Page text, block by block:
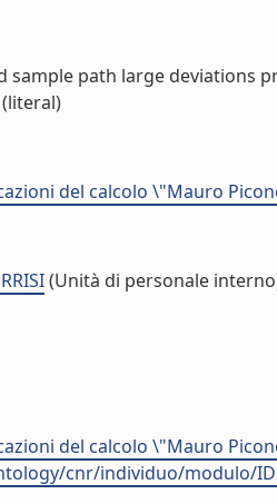
sample path large deviations
del calcolo \"Mauro
(Unità di personale
del calcolo \"Mauro
cnr/individuo/modulo/